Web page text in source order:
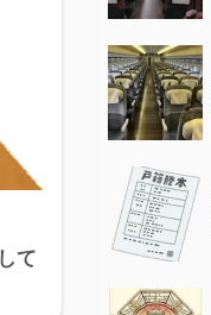
て